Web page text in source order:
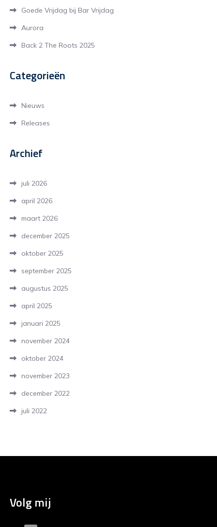
Goede Vrijdag bij Bar Vrijdag
Aurora
Back 2 The Roots 2025
Categorieën
Nieuws
Releases
Archief
juli 2026
april 2026
maart 2026
december 2025
oktober 2025
september 2025
augustus 2025
april 2025
januari 2025
november 2024
oktober 2024
november 2023
december 2022
juli 2022
Volg mij